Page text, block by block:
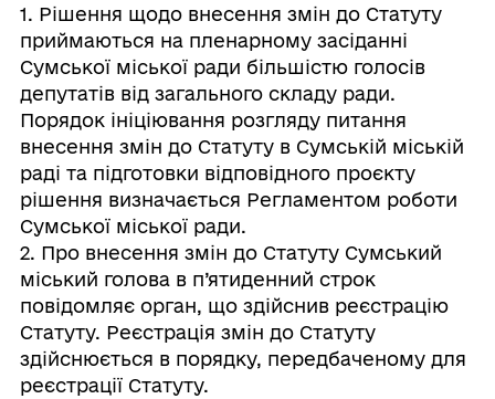
1. Рішення щодо внесення змін до Статуту
приймаються на пленарному засіданні
Сумської міської ради більшістю голосів
депутатів від загального складу ради.
Порядок ініціювання розгляду питання
внесення змін до Статуту в Сумській міській
раді та підготовки відповідного проєкту
рішення визначається Регламентом роботи
Сумської міської ради.
2. Про внесення змін до Статуту Сумський
міський голова в п’ятиденний строк
повідомляє орган, що здійснив реєстрацію
Статуту. Реєстрація змін до Статуту
здійснюється в порядку, передбаченому для
реєстрації Статуту.